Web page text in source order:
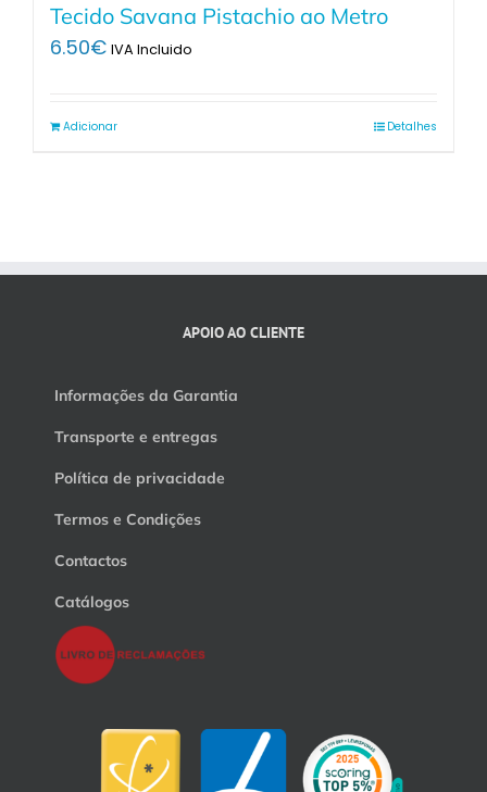
Tecido Savana Pistachio ao Metro
6.50€ IVA Incluido
Adicionar Detalhes
APOIO AO CLIENTE
Informações da Garantia
Transporte e entregas
Política de privacidade
Termos e Condições
Contactos
Catálogos